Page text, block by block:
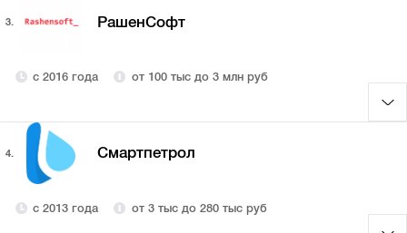
3. РашенСофт
с 2016 года от 100 тыс до 3 млн руб
4. Смартпетрол
с 2013 года от 3 тыс до 280 тыс руб